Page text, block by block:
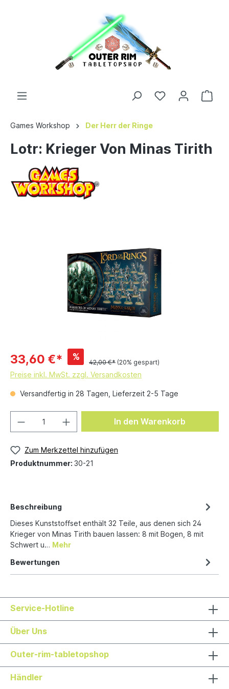
Games Workshop Der Herr der Ringe
Lotr: Krieger Von Minas Tirith
33,60 €* %
42,00 €* (20% gespart)
Preise inkl. MwSt. zzgl. Versandkosten
Versandfertig in 28 Tagen, Lieferzeit 2-5 Tage
In den Warenkorb
Zum Merkzettel hinzufügen
Produktnummer: 30-21
Beschreibung
Dieses Kunststoffset enthält 32 Teile, aus denen sich 24
Krieger von Minas Tirith bauen lassen: 8 mit Bogen, 8 mit
Schwert u… Mehr
Bewertungen
Service-Hotline
Über Uns
Outer-rim-tabletopshop
Händler